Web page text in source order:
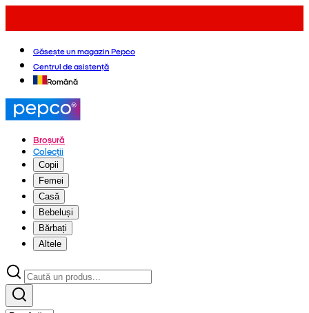
Găsește un magazin Pepco
Centrul de asistență
Română
Broșură
Colecții
Copii
Femei
Casă
Bebeluși
Bărbați
Altele